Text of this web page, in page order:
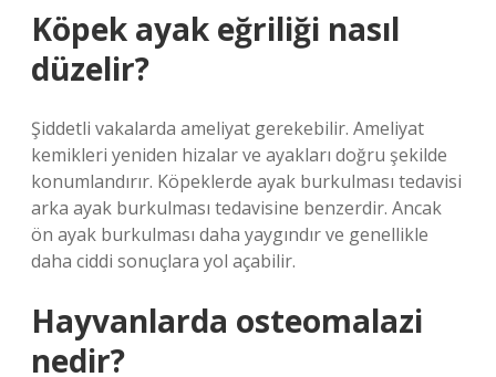
Köpek ayak eğriliği nasıl
düzelir?
Şiddetli vakalarda ameliyat gerekebilir. Ameliyat
kemikleri yeniden hizalar ve ayakları doğru şekilde
konumlandırır. Köpeklerde ayak burkulması tedavisi
arka ayak burkulması tedavisine benzerdir. Ancak
ön ayak burkulması daha yaygındır ve genellikle
daha ciddi sonuçlara yol açabilir.
Hayvanlarda osteomalazi
nedir?